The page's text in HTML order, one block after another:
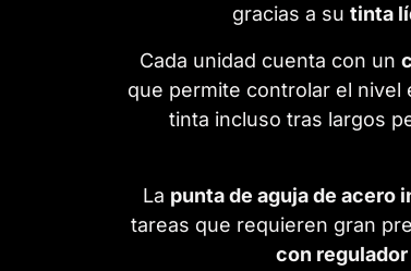
gracias a su tinta
Cada unidad cuenta con un
que permite controlar el nivel
tinta incluso tras largos
La punta de aguja de acero
tareas que requieren gran
con